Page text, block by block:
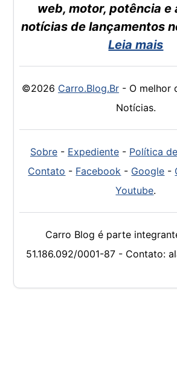
web, motor, potência e
notícias de lançamentos
Leia mais
©2026 Carro.Blog.Br- O melhor
Notícias.
Sobre- Expediente- Política
Contato - Facebook - Google -
Youtube.
Carro Blog é parte
51.186.092/0001-87 - Contato: